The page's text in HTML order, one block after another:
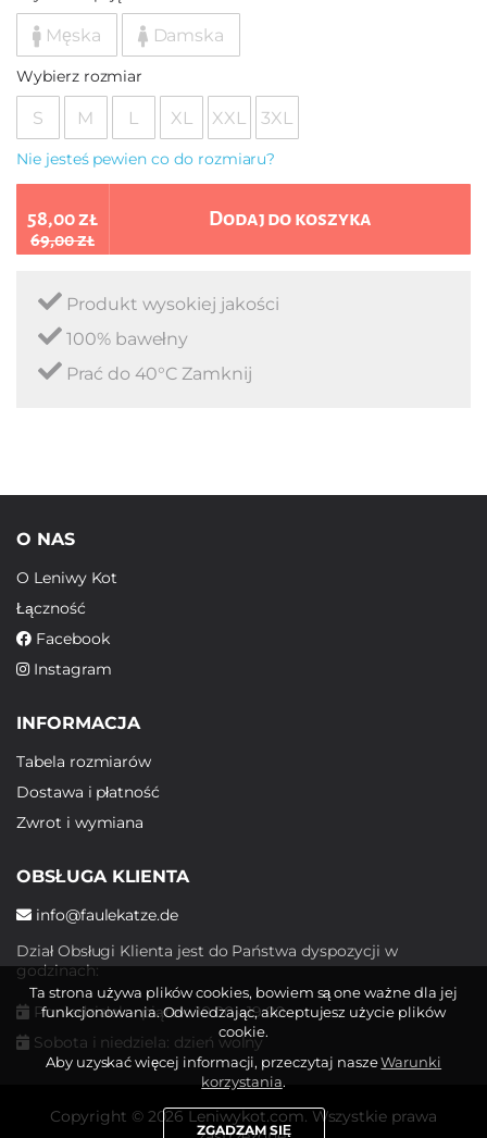
Męska Damska
Wybierz rozmiar
S M L XL XXL 3XL
Nie jesteś pewien co do rozmiaru?
58,00 zł
69,00 zł
Dodaj do koszyka
Produkt wysokiej jakości
100% bawełny
Prać do 40°C Zamknij
O NAS
O Leniwy Kot
Łączność
Facebook
Instagram
INFORMACJA
Tabela rozmiarów
Dostawa i płatność
Zwrot i wymiana
OBSŁUGA KLIENTA
info@faulekatze.de
Dział Obsługi Klienta jest do Państwa dyspozycji w
godzinach:
Poniedziałek - piątek: 10:00 - 19:00
Sobota i niedziela: dzień wolny
Copyright © 2026 Leniwykot.com. Wszystkie prawa
Ta strona używa plików cookies, bowiem są one ważne dla jej
funkcjonowania. Odwiedzając, akceptujesz użycie plików
cookie.
Aby uzyskać więcej informacji, przeczytaj naszeWarunki
korzystania.
ZGADZAM SIĘ